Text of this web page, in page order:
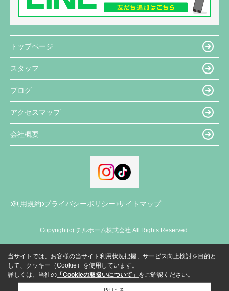
トップページ
スタッフ
ブログ
アクセスマップ
会社概要
利用規約 プライバシーポリシー サイトマップ
Copyright(c) チルホーム株式会社 All Rights Reserved.
当サイトでは、お客様の当サイト利用状況把握、サービス向上検討を目的と
して、クッキー（Cookie）を使用しています。
詳しくは、当社の 「Cookieの取扱いについて」 をご確認ください。